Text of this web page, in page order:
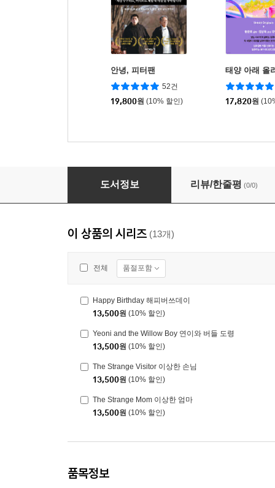
안녕, 피터팬
52건
19,800원 (10% 할인)
태양 아래 올
17,820원
Peepi's Mom 삐약이 엄마
도서정보 리뷰/한줄평 (0/0)
이 상품의 시리즈 (13개)
전체 품절포함
Happy Birthday 해피버쓰데이
13,500원 (10% 할인)
Yeoni and the Willow Boy 연이와 버들 도령
13,500원 (10% 할인)
The Strange Visitor 이상한 손님
13,500원 (10% 할인)
The Strange Mom 이상한 엄마
13,500원 (10% 할인)
품목정보